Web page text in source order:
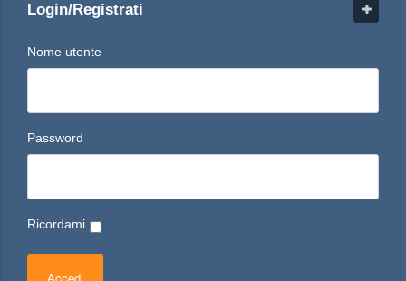
Login/Registrati
Nome utente
Password
Ricordami